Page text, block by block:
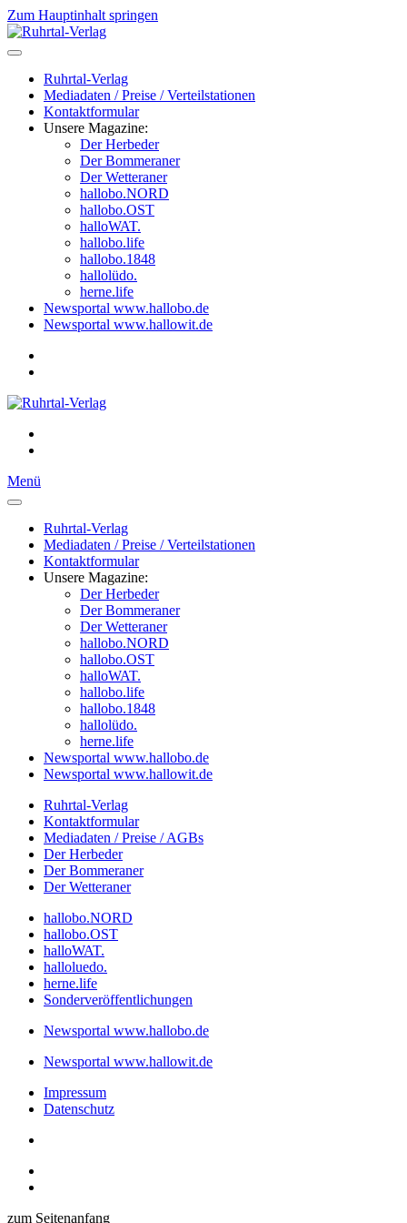
Zum Hauptinhalt springen
Ruhrtal-Verlag
Mediadaten / Preise / Verteilstationen
Kontaktformular
Unsere Magazine:
Der Herbeder
Der Bommeraner
Der Wetteraner
hallobo.NORD
hallobo.OST
halloWAT.
hallobo.life
hallobo.1848
hallolüdo.
herne.life
Newsportal www.hallobo.de
Newsportal www.hallowit.de
Menü
Ruhrtal-Verlag
Mediadaten / Preise / Verteilstationen
Kontaktformular
Unsere Magazine:
Der Herbeder
Der Bommeraner
Der Wetteraner
hallobo.NORD
hallobo.OST
halloWAT.
hallobo.life
hallobo.1848
hallolüdo.
herne.life
Newsportal www.hallobo.de
Newsportal www.hallowit.de
Ruhrtal-Verlag
Kontaktformular
Mediadaten / Preise / AGBs
Der Herbeder
Der Bommeraner
Der Wetteraner
hallobo.NORD
hallobo.OST
halloWAT.
halloluedo.
herne.life
Sonderveröffentlichungen
Newsportal www.hallobo.de
Newsportal www.hallowit.de
Impressum
Datenschutz
zum Seitenanfang